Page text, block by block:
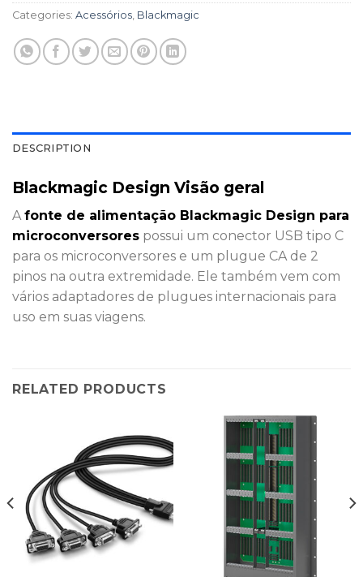
Categories: Acessórios, Blackmagic
DESCRIPTION
Blackmagic Design Visão geral
Afonte de alimentação Blackmagic Design para
microconversores possui um conector USB tipo C
para os microconversores e um plugue CA de 2
pinos na outra extremidade. Ele também vem com
vários adaptadores de plugues internacionais para
uso em suas viagens.
RELATED PRODUCTS